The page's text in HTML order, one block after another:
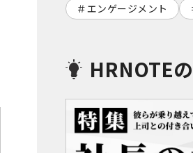
エンゲージメント
HRNOTE